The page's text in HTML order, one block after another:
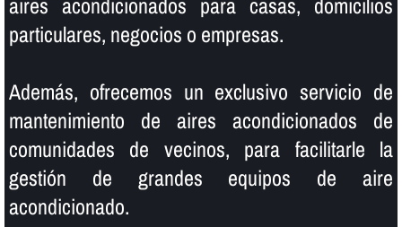
particulares, negocios o empresas.
Además, ofrecemos un exclusivo servicio de
mantenimiento de aires acondicionados de
comunidades de vecinos, para facilitarle la
gestión de grandes equipos de aire
acondicionado.